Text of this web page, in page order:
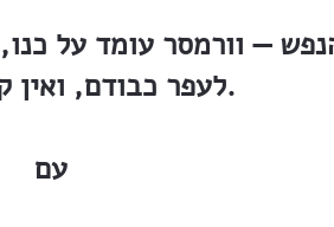
— וורמסר עומד על
לעפר כבודם, ואין קץ לתעלוליו.
עם